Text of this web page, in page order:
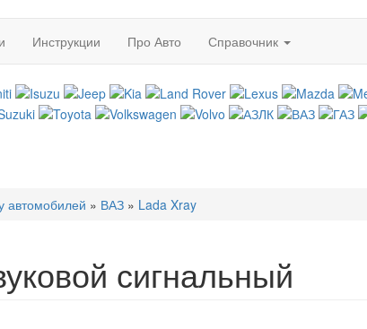
Инструкции Про Авто Справочник
автомобилей » ВАЗ » Lada Xray
сигнальный